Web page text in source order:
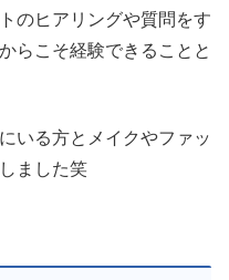
のヒアリングや質問をす
らこそ経験できることと
いる方とメイクやファッ
ました笑